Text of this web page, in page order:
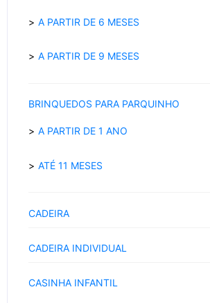
A PARTIR DE 6 MESES
A PARTIR DE 9 MESES
BRINQUEDOS PARA PARQUINHO
A PARTIR DE 1 ANO
ATÉ 11 MESES
CADEIRA
CADEIRA INDIVIDUAL
CASINHA INFANTIL